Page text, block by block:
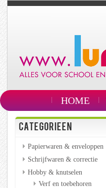
HOME
CATEGORIEEN
Papierwaren & enveloppen
Schrijfwaren & correctie
Hobby & knutselen
Verf en toebehoren